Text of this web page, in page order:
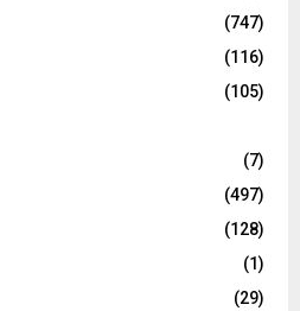
(747)
(116)
(105)
(7)
(497)
(128)
(1)
(29)